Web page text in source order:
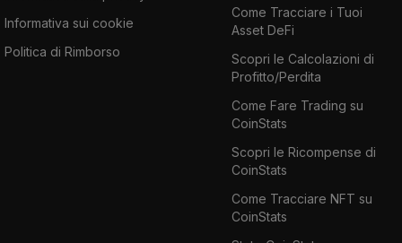
Informativa sui cookie
Politica di Rimborso
Come Tracciare i Tuoi
Asset DeFi
Scopri le Calcolazioni di
Profitto/Perdita
Come Fare Trading su
CoinStats
Scopri le Ricompense di
CoinStats
Come Tracciare NFT su
CoinStats